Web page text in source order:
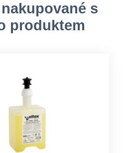
s
produktem